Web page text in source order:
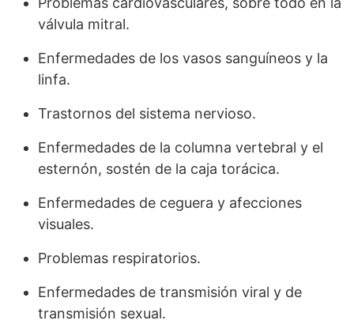
válvula mitral.
Enfermedades de los vasos sanguíneos y la
linfa.
Trastornos del sistema nervioso.
Enfermedades de la columna vertebral y el
esternón, sostén de la caja torácica.
Enfermedades de ceguera y afecciones
visuales.
Problemas respiratorios.
Enfermedades de transmisión viral y de
transmisión sexual.